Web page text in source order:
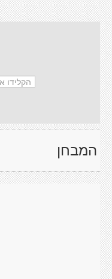
המבחן